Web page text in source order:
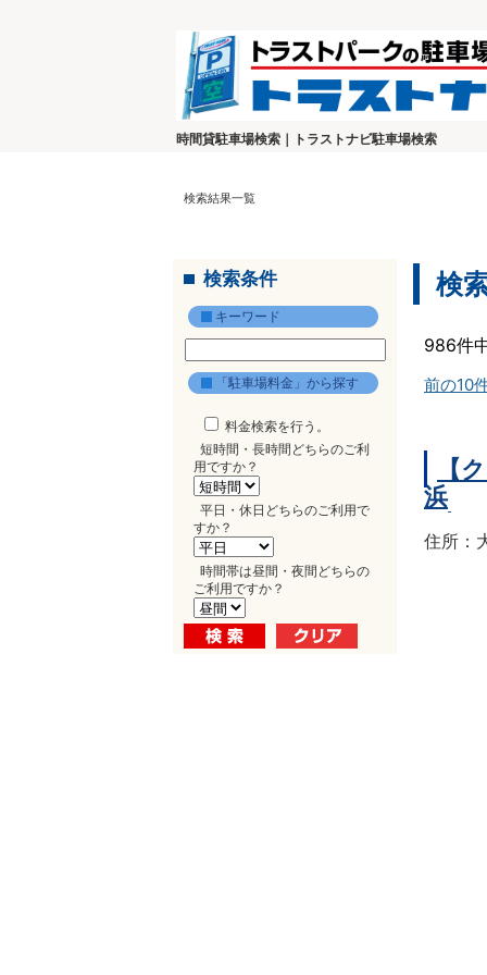
時間貸駐車場検索｜トラストナビ駐車場検索
検索結果一覧
検索条件
キーワード
「駐車場料金」から探す
料金検索を行う。
短時間・長時間どちらのご利
用ですか？
平日・休日どちらのご利用で
すか？
時間帯は昼間・夜間どちらの
ご利用ですか？
検
986件
前の10
【
浜
住所：